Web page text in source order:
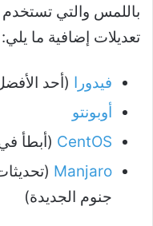
باللمس والتي تستخدم
تعديلات إضافية ما يلي:
فيدورا (أحد
أوبونتو
CentOS (أبطأ
Manjaro
جنوم الجديدة)